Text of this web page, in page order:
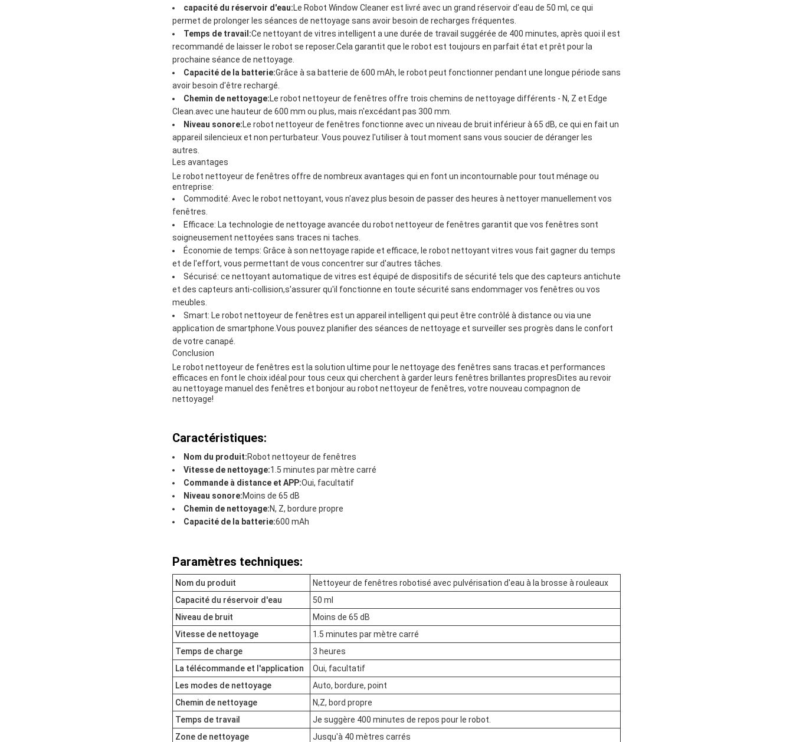
capacité du réservoir d'eau:Le Robot Window Cleaner est livré avec un grand réservoir d'eau de 50 ml, ce qui
permet de prolonger les séances de nettoyage sans avoir besoin de recharges fréquentes.
Temps de travail:Ce nettoyant de vitres intelligent a une durée de travail suggérée de 400 minutes, après quoi il est
recommandé de laisser le robot se reposer.Cela garantit que le robot est toujours en parfait état et prêt pour la
prochaine séance de nettoyage.
Capacité de la batterie:Grâce à sa batterie de 600 mAh, le robot peut fonctionner pendant une longue période sans
avoir besoin d'être rechargé.
Chemin de nettoyage:Le robot nettoyeur de fenêtres offre trois chemins de nettoyage différents - N, Z et Edge
Clean.avec une hauteur de 600 mm ou plus, mais n'excédant pas 300 mm.
Niveau sonore:Le robot nettoyeur de fenêtres fonctionne avec un niveau de bruit inférieur à 65 dB, ce qui en fait un
appareil silencieux et non perturbateur. Vous pouvez l'utiliser à tout moment sans vous soucier de déranger les
autres.
Les avantages
Le robot nettoyeur de fenêtres offre de nombreux avantages qui en font un incontournable pour tout ménage ou
entreprise:
Commodité: Avec le robot nettoyant, vous n'avez plus besoin de passer des heures à nettoyer manuellement vos
fenêtres.
Efficace: La technologie de nettoyage avancée du robot nettoyeur de fenêtres garantit que vos fenêtres sont
soigneusement nettoyées sans traces ni taches.
Économie de temps: Grâce à son nettoyage rapide et efficace, le robot nettoyant vitres vous fait gagner du temps
et de l'effort, vous permettant de vous concentrer sur d'autres tâches.
Sécurisé: ce nettoyant automatique de vitres est équipé de dispositifs de sécurité tels que des capteurs antichute
et des capteurs anti-collision,s'assurer qu'il fonctionne en toute sécurité sans endommager vos fenêtres ou vos
meubles.
Smart: Le robot nettoyeur de fenêtres est un appareil intelligent qui peut être contrôlé à distance ou via une
application de smartphone.Vous pouvez planifier des séances de nettoyage et surveiller ses progrès dans le confort
de votre canapé.
Conclusion
Le robot nettoyeur de fenêtres est la solution ultime pour le nettoyage des fenêtres sans tracas.et performances
efficaces en font le choix idéal pour tous ceux qui cherchent à garder leurs fenêtres brillantes propresDites au revoir
au nettoyage manuel des fenêtres et bonjour au robot nettoyeur de fenêtres, votre nouveau compagnon de
nettoyage!
Caractéristiques:
Nom du produit:Robot nettoyeur de fenêtres
Vitesse de nettoyage:1.5 minutes par mètre carré
Commande à distance et APP:Oui, facultatif
Niveau sonore:Moins de 65 dB
Chemin de nettoyage:N, Z, bordure propre
Capacité de la batterie:600 mAh
Paramètres techniques:
Nom du produit
Nettoyeur de fenêtres robotisé avec pulvérisation d'eau à la brosse à rouleaux
Capacité du réservoir d'eau
50 ml
Niveau de bruit
Moins de 65 dB
Vitesse de nettoyage
1.5 minutes par mètre carré
Temps de charge
3 heures
La télécommande et l'application
Oui, facultatif
Les modes de nettoyage
Auto, bordure, point
Chemin de nettoyage
N,Z, bord propre
Temps de travail
Je suggère 400 minutes de repos pour le robot.
Zone de nettoyage
Jusqu'à 40 mètres carrés